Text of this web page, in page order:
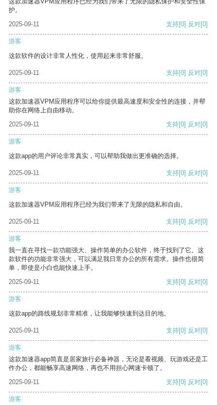
护。
2025-09-11
支持[0] 反对[0]
游客
这款软件的设计非常人性化，使用起来非常舒服。
2025-09-11 支持[0] 反对[0]
游客
这款加速器VPM应用程序可以给你提供最高速度和安全性的连接，并帮
助你在网络上自由移动。
2025-09-11
支持[0] 反对[0]
游客
这款app的用户评论非常真实，可以帮助我做出更准确的选择。
2025-09-11 支持[0] 反对[0]
游客
这款加速器VPM应用程序已经为我们带来了无限的隐私和自由。
2025-09-11 支持[0] 反对[0]
游客
我一直在寻找一款功能强大、操作简单的办公软件，终于找到了它。这
款软件的功能非常强大，可以满足我日常办公的所有需求。操作也很简
单，即使是小白也能快速上手。
2025-09-11
支持[0] 反对[0]
游客
这款app的路线规划非常精准，让我能够快速到达目的地。
2025-09-11 支持[0] 反对[0]
游客
这款加速器app简直是居家旅行必备神器，无论是看视频、玩游戏还是工
作办公，都能畅享高速网络，再也不用担心网速卡顿了。
2025-09-11
支持[0] 反对[0]
游客